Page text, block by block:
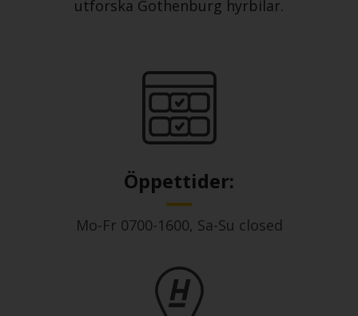
utforska Gothenburg hyrbilar.
Öppettider:
Mo-Fr 0700-1600, Sa-Su closed